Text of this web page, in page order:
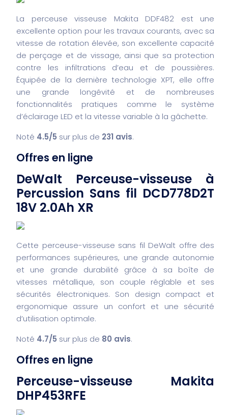
La perceuse visseuse Makita DDF482 est une
excellente option pour les travaux courants, avec sa
vitesse de rotation élevée, son excellente capacité
de perçage et de vissage, ainsi que sa protection
contre les infiltrations d’eau et de poussières.
Équipée de la dernière technologie XPT, elle offre
une grande longévité et de nombreuses
fonctionnalités pratiques comme le système
d’éclairage LED et la vitesse variable à la gâchette.
Noté 4.5/5 sur plus de 231 avis.
Offres en ligne
DeWalt Perceuse-visseuse à
Percussion Sans fil DCD778D2T
18V 2.0Ah XR
Cette perceuse-visseuse sans fil DeWalt offre des
performances supérieures, une grande autonomie
et une grande durabilité grâce à sa boîte de
vitesses métallique, son couple réglable et ses
sécurités électroniques. Son design compact et
ergonomique assure un confort et une sécurité
d’utilisation optimale.
Noté 4.7/5 sur plus de 80 avis.
Offres en ligne
Perceuse-visseuse Makita
DHP453RFE